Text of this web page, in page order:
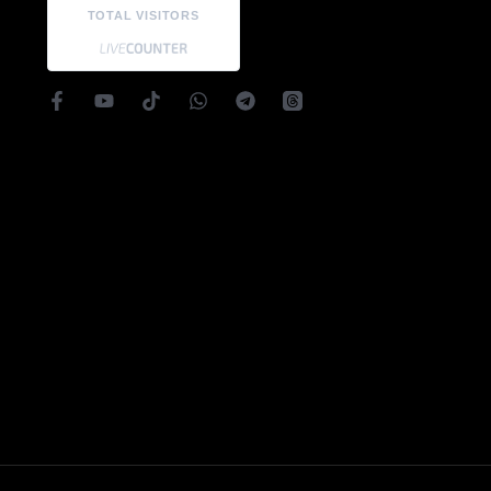
TOTAL VISITORS